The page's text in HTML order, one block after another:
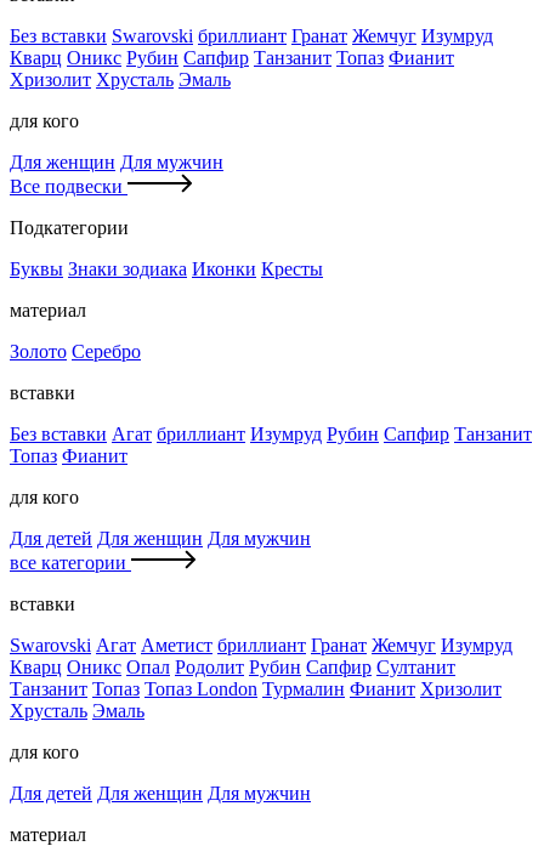
Без вставки Swarovski бриллиант Гранат Жемчуг Изумруд
Кварц Оникс Рубин Сапфир Танзанит Топаз Фианит
Хризолит Хрусталь Эмаль
для кого
Для женщин Для мужчин
Все подвески
Подкатегории
Буквы Знаки зодиака Иконки Кресты
материал
Золото Серебро
вставки
Без вставки Агат бриллиант Изумруд Рубин Сапфир Танзанит
Топаз Фианит
для кого
Для детей Для женщин Для мужчин
все категории
вставки
Swarovski Агат Аметист бриллиант Гранат Жемчуг Изумруд
Кварц Оникс Опал Родолит Рубин Сапфир Султанит
Танзанит Топаз Топаз London Турмалин Фианит Хризолит
Хрусталь Эмаль
для кого
Для детей Для женщин Для мужчин
материал